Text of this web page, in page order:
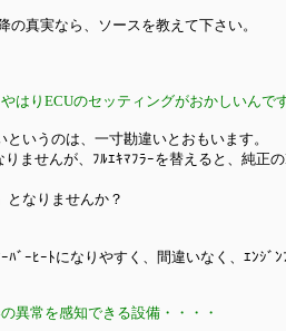
の真実なら、ソースを教えて下さい。
はりECUのセッティングがおかしいんで
いうのは、一寸勘違いとおもいます。
ませんが、ﾌﾙｴｷﾏﾌﾗｰを替えると、純正
となりませんか？
ﾊﾞｰﾋｰﾄになりやすく、間違いなく、ｴﾝｼﾞ
異常を感知できる設備・・・・